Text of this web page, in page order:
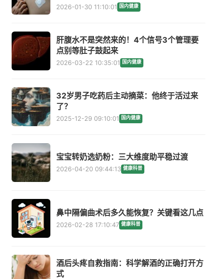
2026-01-30 11:10:01 国内健康
肝腹水不是突然来的！4个信号3个管理要
点别等肚子鼓起来
2026-03-22 10:35:01 国内健康
32岁男子吃药后主动摘菜：他终于活过来
了？
2025-12-29 09:10:01 国内健康
宝宝转奶选奶粉：三大维度助平稳过渡
2026-04-20 09:44:13 健康科普
鼻中隔偏曲术后多久能恢复？关键看这几点
2026-02-28 17:10:47 健康科普
酒后头疼自救指南：科学解酒的正确打开方
式